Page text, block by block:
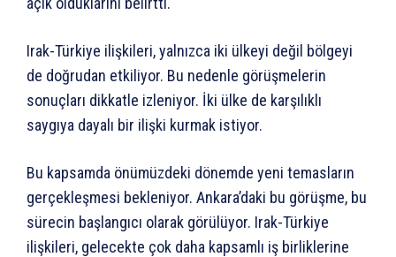
Irak-Türkiye ilişkileri, yalnızca iki ülkeyi değil bölgeyi
de doğrudan etkiliyor. Bu nedenle görüşmelerin
sonuçları dikkatle izleniyor. İki ülke de karşılıklı
saygıya dayalı bir ilişki kurmak istiyor.
Bu kapsamda önümüzdeki dönemde yeni temasların
gerçekleşmesi bekleniyor. Ankara’daki bu görüşme, bu
sürecin başlangıcı olarak görülüyor. Irak-Türkiye
ilişkileri, gelecekte çok daha kapsamlı iş birliklerine